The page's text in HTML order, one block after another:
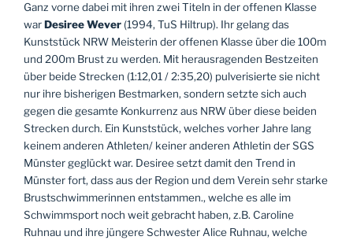
Ganz vorne dabei mit ihren zwei Titeln in der offenen Klasse
warDesiree Wever (1994, TuS Hiltrup). Ihr gelang das
Kunststück NRW Meisterin der offenen Klasse über die 100m
und 200m Brust zu werden. Mit herausragenden Bestzeiten
über beide Strecken (1:12,01 / 2:35,20) pulverisierte sie nicht
nur ihre bisherigen Bestmarken, sondern setzte sich auch
gegen die gesamte Konkurrenz aus NRW über diese beiden
Strecken durch. Ein Kunststück, welches vorher Jahre lang
keinem anderen Athleten/ keiner anderen Athletin der SGS
Münster geglückt war. Desiree setzt damit den Trend in
Münster fort, dass aus der Region und dem Verein sehr starke
Brustschwimmerinnen entstammen., welche es alle im
Schwimmsport noch weit gebracht haben, z.B. Caroline
Ruhnau und ihre jüngere Schwester Alice Ruhnau, welche